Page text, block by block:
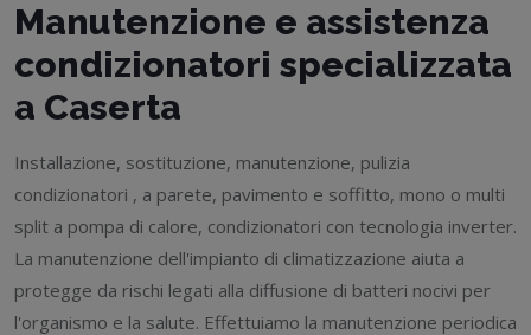
Manutenzione e assistenza
condizionatori specializzata
a Caserta
Installazione, sostituzione, manutenzione, pulizia
condizionatori , a parete, pavimento e soffitto, mono o multi
split a pompa di calore, condizionatori con tecnologia inverter.
La manutenzione dell'impianto di climatizzazione aiuta a
protegge da rischi legati alla diffusione di batteri nocivi per
l'organismo e la salute. Effettuiamo la manutenzione periodica